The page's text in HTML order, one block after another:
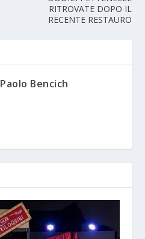
RITROVATE DOPO IL
RECENTE RESTAURO
Paolo Bencich